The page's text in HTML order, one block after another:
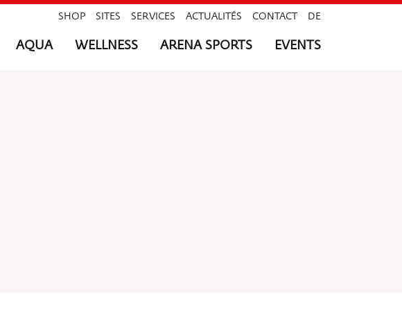
SHOP SITES SERVICES ACTUALITÉS CONTACT DE
AQUA WELLNESS ARENA SPORTS EVENTS